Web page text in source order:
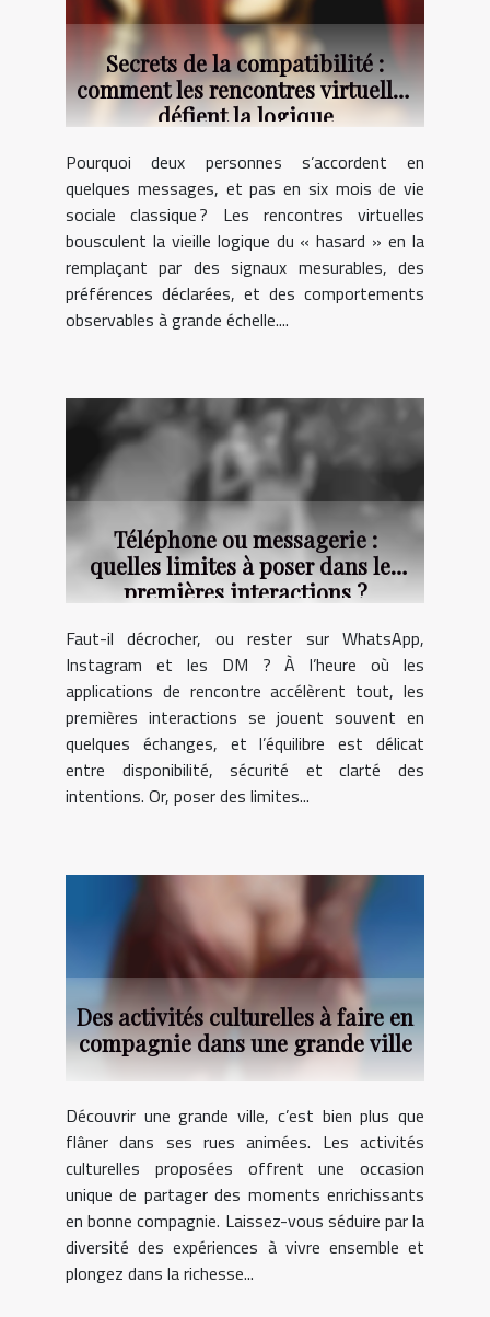
Secrets de la compatibilité :
comment les rencontres virtuelles
défient la logique
Pourquoi deux personnes s’accordent en
quelques messages, et pas en six mois de vie
sociale classique ? Les rencontres virtuelles
bousculent la vieille logique du « hasard » en la
remplaçant par des signaux mesurables, des
préférences déclarées, et des comportements
observables à grande échelle....
Téléphone ou messagerie :
quelles limites à poser dans les
premières interactions ?
Faut-il décrocher, ou rester sur WhatsApp,
Instagram et les DM ? À l’heure où les
applications de rencontre accélèrent tout, les
premières interactions se jouent souvent en
quelques échanges, et l’équilibre est délicat
entre disponibilité, sécurité et clarté des
intentions. Or, poser des limites...
Des activités culturelles à faire en
compagnie dans une grande ville
Découvrir une grande ville, c’est bien plus que
flâner dans ses rues animées. Les activités
culturelles proposées offrent une occasion
unique de partager des moments enrichissants
en bonne compagnie. Laissez-vous séduire par la
diversité des expériences à vivre ensemble et
plongez dans la richesse...